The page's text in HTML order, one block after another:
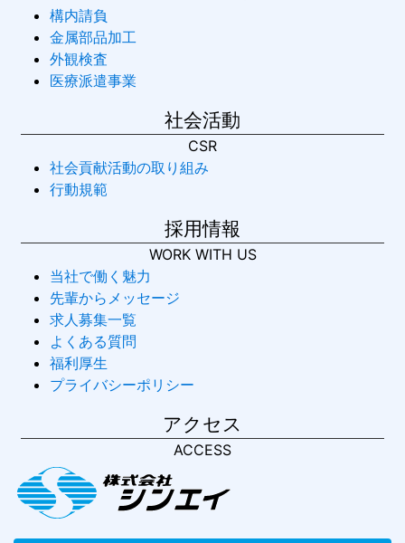
構内請負
金属部品加工
外観検査
医療派遣事業
社会活動
CSR
社会貢献活動の取り組み
行動規範
採用情報
WORK WITH US
当社で働く魅力
先輩からメッセージ
求人募集一覧
よくある質問
福利厚生
プライバシーポリシー
アクセス
ACCESS